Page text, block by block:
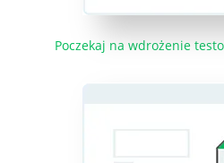
Poczekaj na wdrożenie